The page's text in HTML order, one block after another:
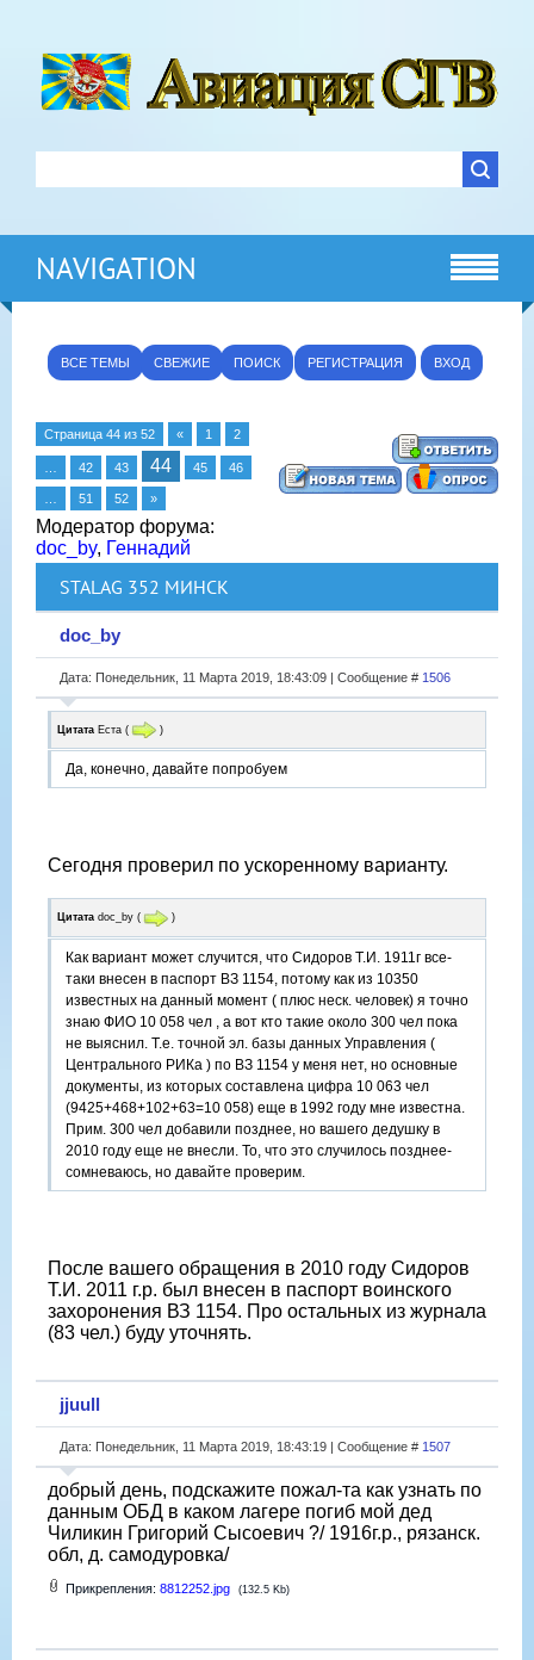
NAVIGATION
ВСЕ ТЕМЫ СВЕЖИЕ ПОИСК РЕГИСТРАЦИЯ ВХОД
Страница 44 из 52 « 1 2
42 43 44 45 46
51 52 »
Модератор форума:
doc_by, Геннадий
STALAG 352 МИНСК
doc_by
Дата: Понедельник, 11 Марта 2019, 18:43:09 | Сообщение # 1506
Цитата Еста ( )
Да, конечно, давайте попробуем
Сегодня проверил по ускоренному варианту.
Цитата doc_by ( )
Как вариант может случится, что Сидоров Т.И. 1911г все-
таки внесен в паспорт ВЗ 1154, потому как из 10350
известных на данный момент ( плюс неск. человек) я точно
знаю ФИО 10 058 чел , а вот кто такие около 300 чел пока
не выяснил. Т.е. точной эл. базы данных Управления (
Центрального РИКа ) по ВЗ 1154 у меня нет, но основные
документы, из которых составлена цифра 10 063 чел
(9425+468+102+63=10 058) еще в 1992 году мне известна.
Прим. 300 чел добавили позднее, но вашего дедушку в
2010 году еще не внесли. То, что это случилось позднее-
сомневаюсь, но давайте проверим.
После вашего обращения в 2010 году Сидоров
Т.И. 2011 г.р. был внесен в паспорт воинского
захоронения ВЗ 1154. Про остальных из журнала
(83 чел.) буду уточнять.
jjuull
Дата: Понедельник, 11 Марта 2019, 18:43:19 | Сообщение # 1507
добрый день, подскажите пожал-та как узнать по
данным ОБД в каком лагере погиб мой дед
Чиликин Григорий Сысоевич ?/ 1916г.р., рязанск.
обл, д. самодуровка/
Прикрепления: 8812252.jpg (132.5 Kb)